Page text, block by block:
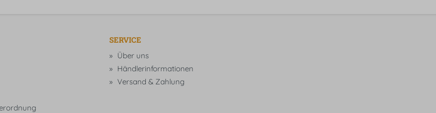
SERVICE
Über uns
Händlerinformationen
Versand & Zahlung